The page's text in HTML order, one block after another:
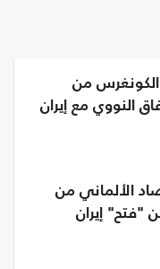
الكونغرس من
النووي مع إيران
الألماني من
"فتح" إيران